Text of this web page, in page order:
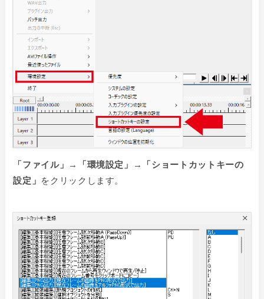
「ファイル」→「環境設定」→「ショートカットキーの
設定」 をクリックします。